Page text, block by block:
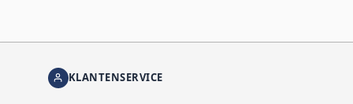
KLANTENSERVICE